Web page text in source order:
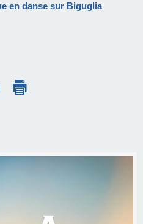
en danse sur Biguglia